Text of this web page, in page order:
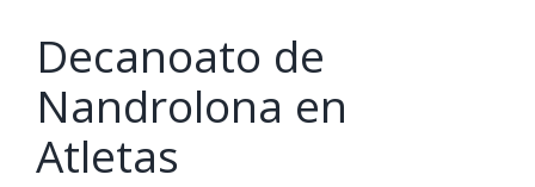
Decanoato de
Nandrolona en
Atletas